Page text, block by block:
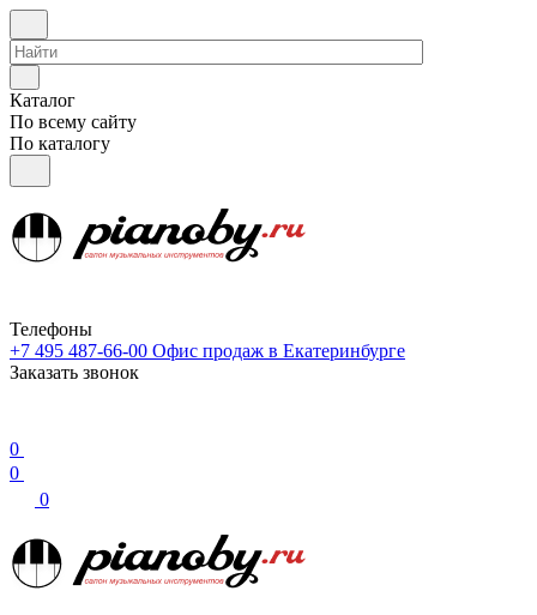
Каталог
По всему сайту
По каталогу
Телефоны
+7 495 487-66-00 Офис продаж в Екатеринбурге
Заказать звонок
0
0
0